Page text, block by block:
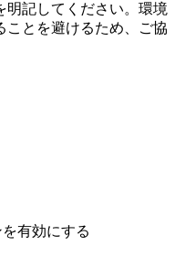
明記してください。環境
ことを避けるため、ご協
有効にする